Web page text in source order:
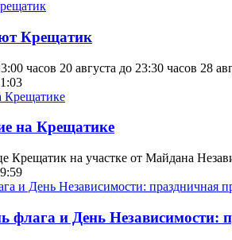
Крещатик
часов 20 августа до 23:30 часов 28
на Крещатике
Крещатик на участке от Майдана
флага и День Независимости: